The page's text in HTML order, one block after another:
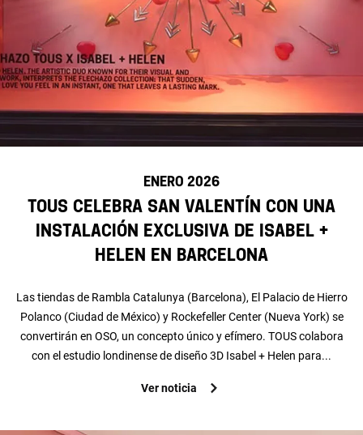
ENERO 2026
TOUS celebra San Valentín con una
instalación exclusiva de Isabel +
Helen en Barcelona
Las tiendas de Rambla Catalunya (Barcelona), El Palacio de Hierro
Polanco (Ciudad de México) y Rockefeller Center (Nueva York) se
convertirán en OSO, un concepto único y efímero. TOUS colabora
con el estudio londinense de diseño 3D Isabel + Helen para...
Ver noticia